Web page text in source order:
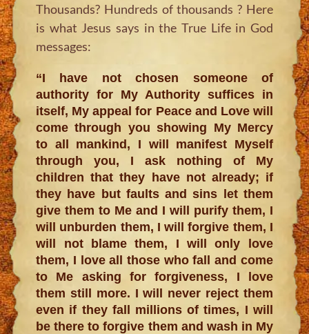
Thousands? Hundreds of thousands ? Here
is what Jesus says in the True Life in God
messages:
“I have not chosen someone of
authority for My Authority suffices in
itself, My appeal for Peace and Love will
come through you showing My Mercy
to all mankind, I will manifest Myself
through you, I ask nothing of My
children that they have not already; if
they have but faults and sins let them
give them to Me and I will purify them, I
will unburden them, I will forgive them, I
will not blame them, I will only love
them, I love all those who fall and come
to Me asking for forgiveness, I love
them still more. I will never reject them
even if they fall millions of times, I will
be there to forgive them and wash in My